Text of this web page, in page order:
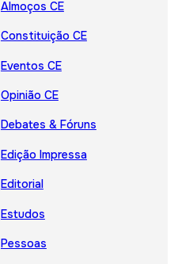
Almoços CE
Constituição CE
Eventos CE
Opinião CE
Debates & Fóruns
Edição Impressa
Editorial
Estudos
Pessoas